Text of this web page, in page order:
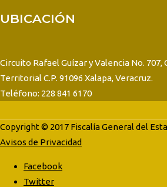
UBICACIÓN
Circuito Rafael Guízar y Valencia No. 707,
Territorial C.P. 91096 Xalapa, Veracruz.
Teléfono: 228 841 6170
Copyright © 2017 Fiscalía General del
Avisos de Privacidad
Facebook
Twitter